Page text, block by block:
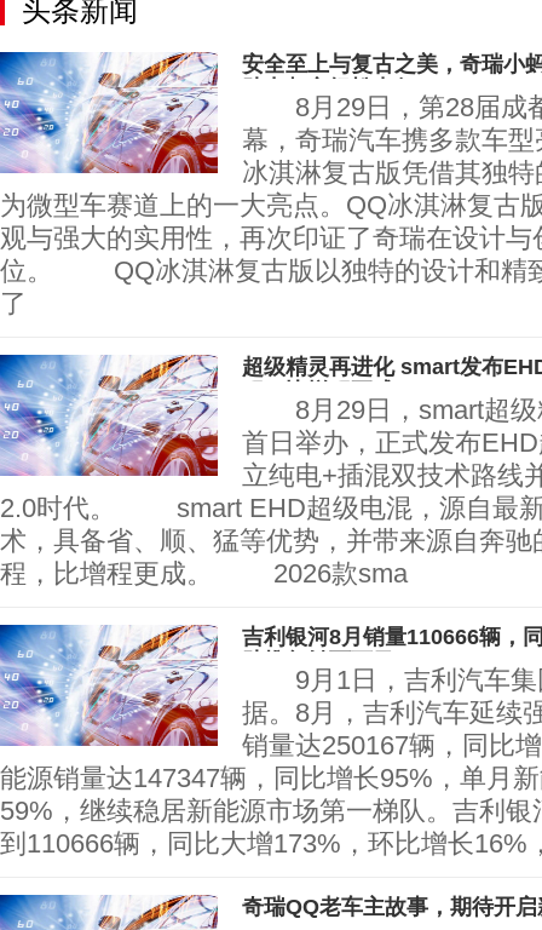
头条新闻
安全至上与复古之美，奇瑞小
8月29日，第28届成
幕，奇瑞汽车携多款车
冰淇淋复古版凭借其独
为微型车赛道上的一大亮点。QQ冰淇淋复古
观与强大的实用性，再次印证了奇瑞在设计
位。 QQ冰淇淋复古版以独特的设计和精
了
超级精灵再进化 smart发布
8月29日，smart超级
首日举办，正式发布
立纯电+插混双技术路线
2.0时代。 smart EHD超级电混，源自最新
术，具备省、顺、猛等优势，并带来源自奔
程，比增程更成。 2026款sma
吉利银河8月销量110666辆，
9月1日，吉利汽车集
据。8月，吉利汽车延续
销量达250167辆，同比
能源销量达147347辆，同比增长95%，单月
59%，继续稳居新能源市场第一梯队。吉利
到110666辆，同比大增173%，环比增长16%
奇瑞QQ老车主故事，期待开